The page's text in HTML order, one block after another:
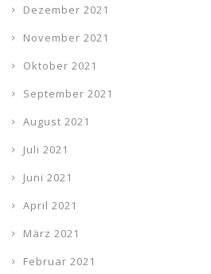
Dezember 2021
November 2021
Oktober 2021
September 2021
August 2021
Juli 2021
Juni 2021
April 2021
März 2021
Februar 2021